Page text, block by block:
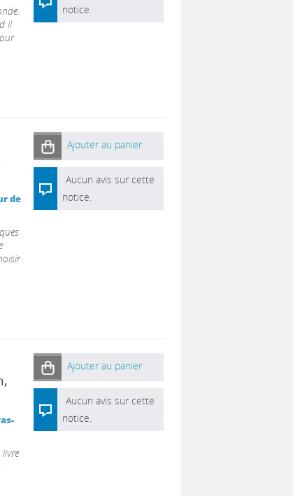
il
notice.
de
Ajouter au panier
Aucun avis sur cette
notice.
Ajouter au panier
Aucun avis sur cette
notice.